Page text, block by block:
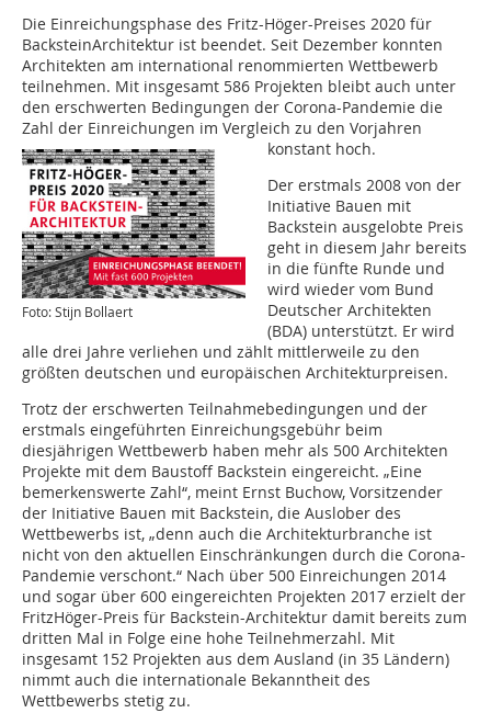
Die Einreichungsphase des Fritz-Höger-Preises 2020 für
BacksteinArchitektur ist beendet. Seit Dezember konnten
Architekten am international renommierten Wettbewerb
teilnehmen. Mit insgesamt 586 Projekten bleibt auch unter
den erschwerten Bedingungen der Corona-Pandemie die
Zahl der Einreichungen im Vergleich zu den Vorjahren
konstant hoch.
Foto: Stijn Bollaert
Der erstmals 2008 von der
Initiative Bauen mit
Backstein ausgelobte Preis
geht in diesem Jahr bereits
in die fünfte Runde und
wird wieder vom Bund
Deutscher Architekten
(BDA) unterstützt. Er wird
alle drei Jahre verliehen und zählt mittlerweile zu den
größten deutschen und europäischen Architekturpreisen.
Trotz der erschwerten Teilnahmebedingungen und der
erstmals eingeführten Einreichungsgebühr beim
diesjährigen Wettbewerb haben mehr als 500 Architekten
Projekte mit dem Baustoff Backstein eingereicht. „Eine
bemerkenswerte Zahl“, meint Ernst Buchow, Vorsitzender
der Initiative Bauen mit Backstein, die Auslober des
Wettbewerbs ist, „denn auch die Architekturbranche ist
nicht von den aktuellen Einschränkungen durch die Corona-
Pandemie verschont.“ Nach über 500 Einreichungen 2014
und sogar über 600 eingereichten Projekten 2017 erzielt der
FritzHöger-Preis für Backstein-Architektur damit bereits zum
dritten Mal in Folge eine hohe Teilnehmerzahl. Mit
insgesamt 152 Projekten aus dem Ausland (in 35 Ländern)
nimmt auch die internationale Bekanntheit des
Wettbewerbs stetig zu.